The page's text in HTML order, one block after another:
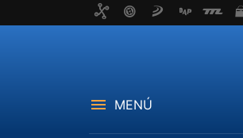
MENÚ